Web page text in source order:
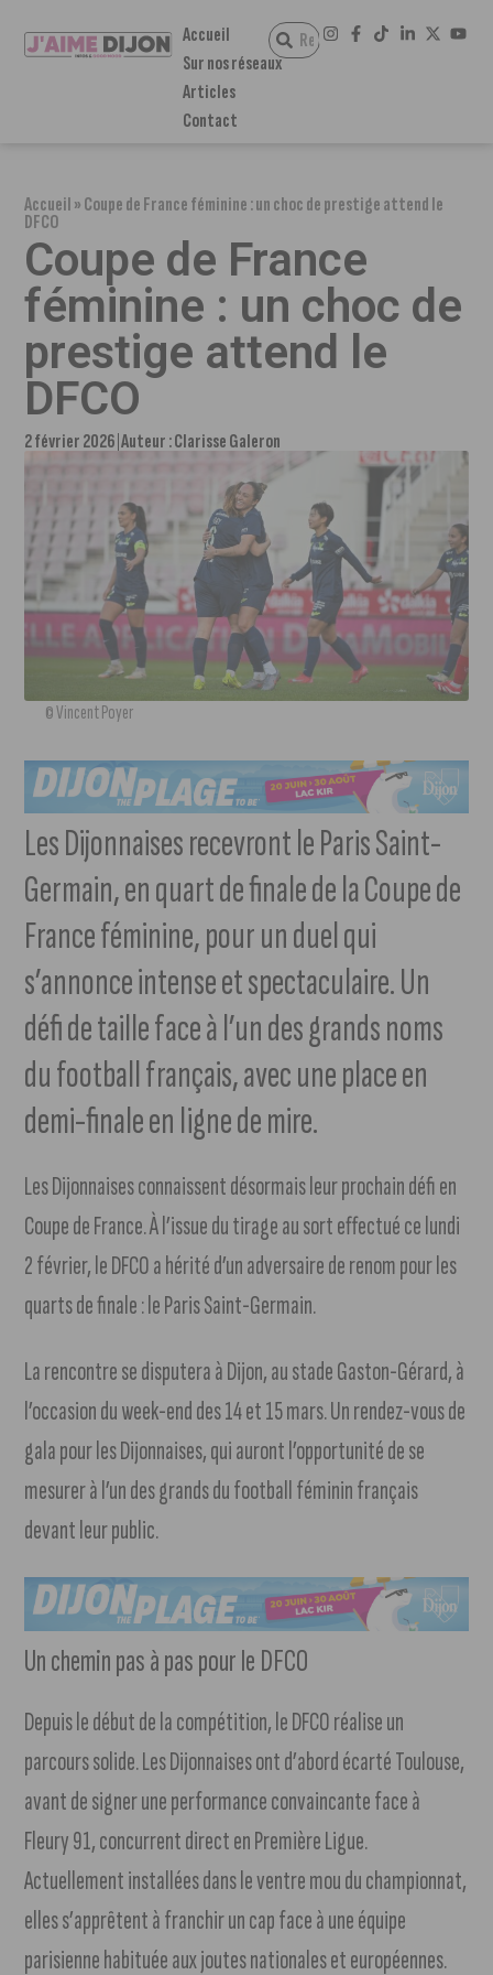
Accueil
Sur nos réseaux
Articles
Contact
Accueil»Coupe de France féminine : un choc de prestige attend le
DFCO
Coupe de France
féminine : un choc de
prestige attend le
DFCO
2 février 2026 Auteur :Clarisse Galeron
© Vincent Poyer
Les Dijonnaises recevront le Paris Saint-
Germain, en quart de finale de la Coupe de
France féminine, pour un duel qui
s’annonce intense et spectaculaire. Un
défi de taille face à l’un des grands noms
du football français, avec une place en
demi-finale en ligne de mire.
Les Dijonnaises connaissent désormais leur prochain défi en
Coupe de France. À l’issue du tirage au sort effectué ce lundi
2 février, le DFCO a hérité d’un adversaire de renom pour les
quarts de finale : le Paris Saint-Germain.
La rencontre se disputera à Dijon, au stade Gaston-Gérard, à
l’occasion du week-end des 14 et 15 mars. Un rendez-vous de
gala pour les Dijonnaises, qui auront l’opportunité de se
mesurer à l’un des grands du football féminin français
devant leur public.
Un chemin pas à pas pour le DFCO
Depuis le début de la compétition, le DFCO réalise un
parcours solide. Les Dijonnaises ont d’abord écarté Toulouse,
avant de signer une performance convaincante face à
Fleury 91, concurrent direct en Première Ligue.
Actuellement installées dans le ventre mou du championnat,
elles s’apprêtent à franchir un cap face à une équipe
parisienne habituée aux joutes nationales et européennes.